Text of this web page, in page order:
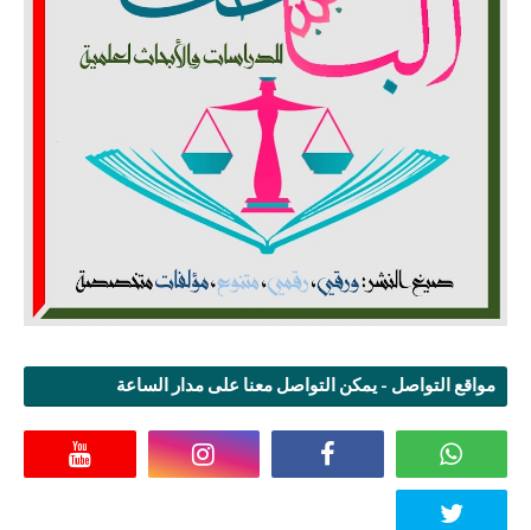
مواقع التواصل - يمكن التواصل معنا على مدار الساعة